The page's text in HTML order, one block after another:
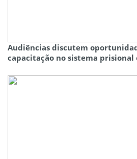
Audiências discutem
capacitação no sistema prisional